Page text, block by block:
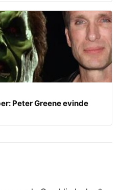
Peter Greene evinde